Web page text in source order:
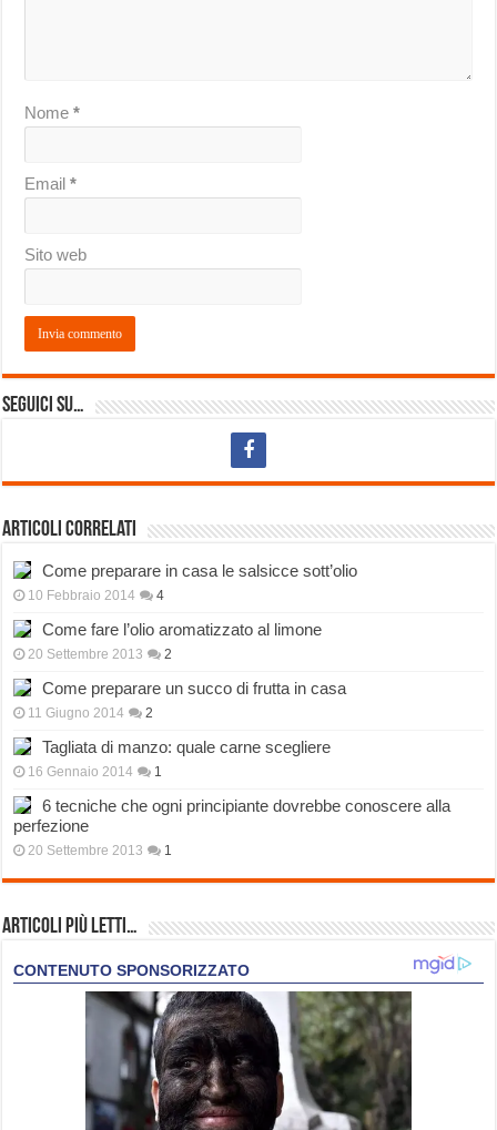
Nome*
Email*
Sito web
Seguici su…
Articoli correlati
Come preparare in casa le salsicce sott’olio
10 Febbraio 2014 4
Come fare l’olio aromatizzato al limone
20 Settembre 2013 2
Come preparare un succo di frutta in casa
11 Giugno 2014 2
Tagliata di manzo: quale carne scegliere
16 Gennaio 2014 1
6 tecniche che ogni principiante dovrebbe conoscere alla
perfezione
20 Settembre 2013 1
Articoli più Letti…